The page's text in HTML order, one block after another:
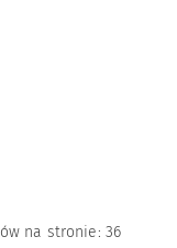
na stronie: 36